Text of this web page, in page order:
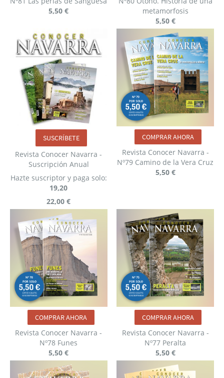
5,50 €
metamorfosis
5,50 €
Revista Conocer Navarra -
Suscripción Anual
22,00 €
Hazte suscriptor y paga solo:
19,20
SUSCRÍBETE
Revista Conocer Navarra -
Nº79 Camino de la Vera Cruz
5,50 €
COMPRAR AHORA
Revista Conocer Navarra -
Nº78 Funes
5,50 €
COMPRAR AHORA
Revista Conocer Navarra -
Nº77 Peralta
5,50 €
COMPRAR AHORA